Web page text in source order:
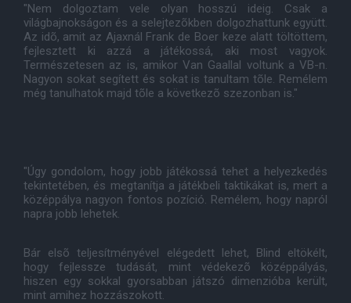
"Nem dolgoztam vele olyan hosszú ideig. Csak a
világbajnokságon és a selejtezõkben dolgozhattunk együtt.
Az idõ, amit az Ajaxnál Frank de Boer keze alatt töltöttem,
fejlesztett ki azzá a játékossá, aki most vagyok.
Természetesen az is, amikor Van Gaallal voltunk a VB-n.
Nagyon sokat segített és sokat is tanultam tõle. Remélem
még tanulhatok majd tõle a következõ szezonban is."
"Úgy gondolom, hogy jobb játékossá tehet a helyezkedés
tekintetében, és megtanítja a játékbeli taktikákat is, mert a
középpálya nagyon fontos pozíció. Remélem, hogy napról
napra jobb lehetek.
Bár elsõ teljesítményével elégedett lehet, Blind eltökélt,
hogy fejlessze tudását, mint védekezõ középpályás,
hiszen egy sokkal gyorsabban játszó dimenzióba került,
mint amihez hozzászokott.